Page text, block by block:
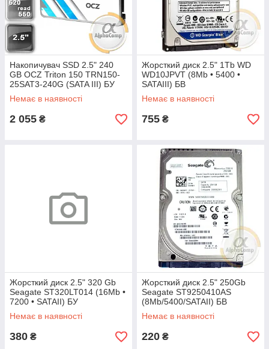
Накопичувач SSD 2.5" 240
GB OCZ Triton 150 TRN150-
25SAT3-240G (SATA III) БУ
Немає в наявності
2 055 ₴
Жорсткий диск 2.5" 1Tb WD
WD10JPVT (8Mb • 5400 •
SATAIII) БВ
Немає в наявності
755 ₴
Жорсткий диск 2.5" 320 Gb
Seagate ST320LT014 (16Mb •
7200 • SATAII) БУ
Немає в наявності
380 ₴
Жорсткий диск 2.5" 250Gb
Seagate ST9250410AS
(8Mb/5400/SATAII) БВ
Немає в наявності
220 ₴